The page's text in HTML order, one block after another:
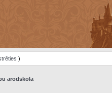
)
arodskola